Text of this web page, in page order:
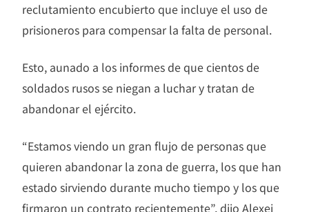
reclutamiento encubierto que incluye el uso de
prisioneros para compensar la falta de personal.
Esto, aunado a los informes de que cientos de
soldados rusos se niegan a luchar y tratan de
abandonar el ejército.
“Estamos viendo un gran flujo de personas que
quieren abandonar la zona de guerra, los que han
estado sirviendo durante mucho tiempo y los que
firmaron un contrato recientemente”, dijo Alexei